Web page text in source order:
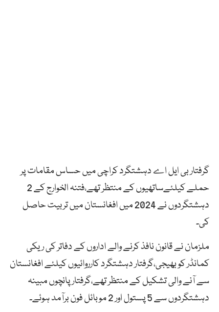
گرفتار بی ایل اے دہشتگرد کراچی میں حساس مقامات پر
حملے کیلئےساتھیوں کے منتظر تھے،فتنہ الخوارج کے 2
دہشتگردوں نے 2024 میں افغانستان میں تربیت حاصل
کی۔
ملزمان نے قانون نافذ کرنے والے اداروں کے دفاتر کی ریکی
کمانڈر کو بھیجی،گرفتار دہشتگرد کارروائیوں کیلئے افغانستان
سے آنے والی تشکیل کے منتظر تھے،گرفتار پانچوں مبینہ
دہشتگردوں سے 5 پستول اور 2 موبائل فون برآمد ہوئے۔